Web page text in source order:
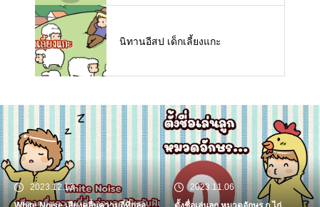
นิทานอีสป เด็กเลี้ยงแกะ
2023.12.13
2023.11.06